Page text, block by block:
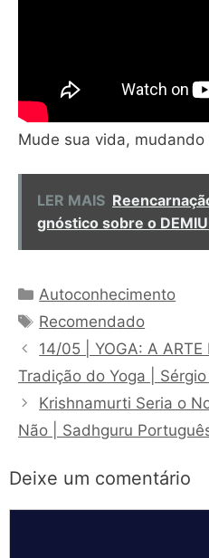
Mude sua vida, mudando
LER MAIS
gnóstico sobre o
Categorias
Autoconhecimento
Tags
Recomendado
14/05 | YOGA: A ARTE
Tradição do Yoga |
Krishnamurti Seria o
Não | Sadhguru
Deixe um comentário